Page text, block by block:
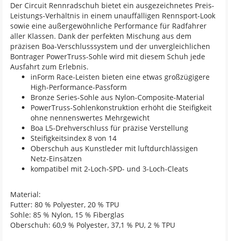
Der Circuit Rennradschuh bietet ein ausgezeichnetes Preis-
Leistungs-Verhältnis in einem unauffälligen Rennsport-Look
sowie eine außergewöhnliche Performance für Radfahrer
aller Klassen. Dank der perfekten Mischung aus dem
präzisen Boa-Verschlusssystem und der unvergleichlichen
Bontrager PowerTruss-Sohle wird mit diesem Schuh jede
Ausfahrt zum Erlebnis.
inForm Race-Leisten bieten eine etwas großzügigere
High-Performance-Passform
Bronze Series-Sohle aus Nylon-Composite-Material
PowerTruss-Sohlenkonstruktion erhöht die Steifigkeit
ohne nennenswertes Mehrgewicht
Boa L5-Drehverschluss für präzise Verstellung
Steifigkeitsindex 8 von 14
Oberschuh aus Kunstleder mit luftdurchlässigen
Netz-Einsätzen
kompatibel mit 2-Loch-SPD- und 3-Loch-Cleats
Material:
Futter: 80 % Polyester, 20 % TPU
Sohle: 85 % Nylon, 15 % Fiberglas
Oberschuh: 60,9 % Polyester, 37,1 % PU, 2 % TPU